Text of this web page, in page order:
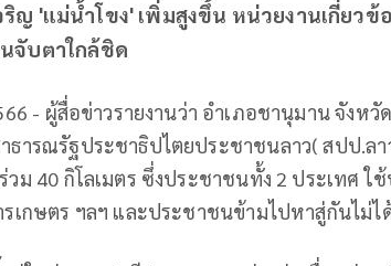
ริญ 'แม่น้ำโขง' เพิ่มสูงขึ้น หน่วยงานเกี่ยวข้
จับตาใกล้ชิด
- ผู้สื่อข่าวรายงานว่า อำเภอชานุมาน จังห
ธารณรัฐประชาธิปไตยประชาชนลาว( สปป.ล
วม 40 กิโลเมตร ซึ่งประชาชนทั้ง 2 ประเทศ ใ
รเกษตร ฯลฯ และประชาชนข้ามไปหาสู่กันไม่ไ